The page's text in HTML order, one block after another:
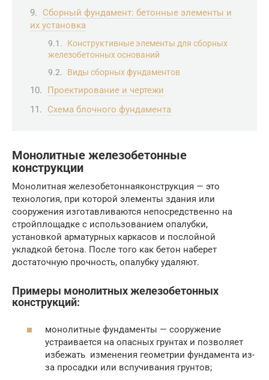
Сборный фундамент: бетонные элементы и
их установка
Конструктивные элементы для сборных
железобетонных оснований
Виды сборных фундаментов
Проектирование и чертежи
Схема блочного фундамента
Монолитные железобетонные
конструкции
Монолитная железобетоннаяконструкция — это
технология, при которой элементы здания или
сооружения изготавливаются непосредственно на
стройплощадке с использованием опалубки,
установкой арматурных каркасов и послойной
укладкой бетона. После того как бетон наберет
достаточную прочность, опалубку удаляют.
Примеры монолитных железобетонных
конструкций:
монолитные фундаменты — сооружение
устраивается на опасных грунтах и позволяет
избежать изменения геометрии фундамента из-
за просадки или вспучивания грунтов;